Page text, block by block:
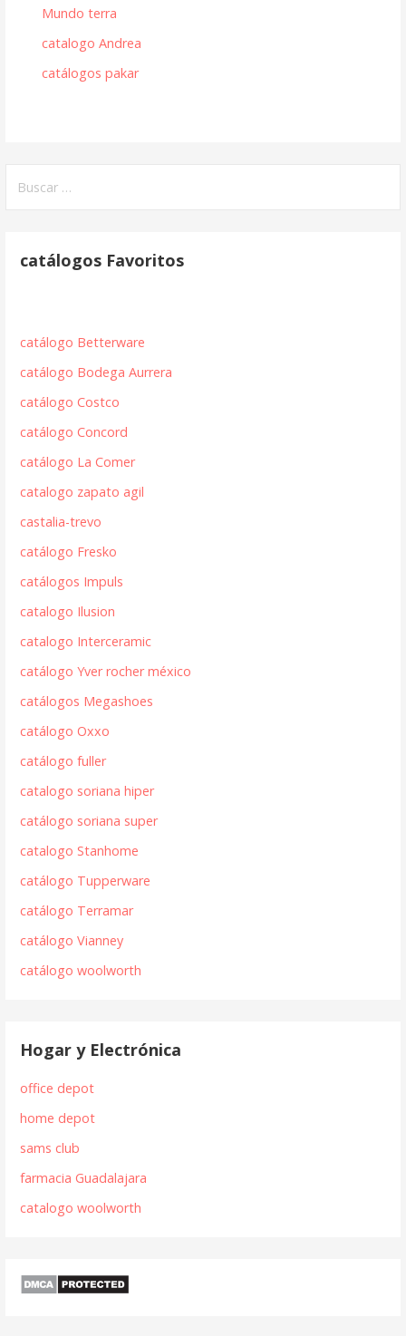
Mundo terra
catalogo Andrea
catálogos pakar
catálogos Favoritos
catálogo Betterware
catálogo Bodega Aurrera
catálogo Costco
catálogo Concord
catálogo La Comer
catalogo zapato agil
castalia-trevo
catálogo Fresko
catálogos Impuls
catalogo Ilusion
catalogo Interceramic
catálogo Yver rocher méxico
catálogos Megashoes
catálogo Oxxo
catálogo fuller
catalogo soriana hiper
catálogo soriana super
catalogo Stanhome
catálogo Tupperware
catálogo Terramar
catálogo Vianney
catálogo woolworth
Hogar y Electrónica
office depot
home depot
sams club
farmacia Guadalajara
catalogo woolworth